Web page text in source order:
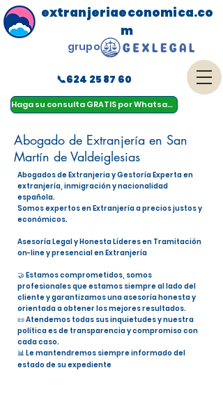
Haga su consulta GRATIS por Whatsapp
menu
extranjeriaeconomica.co
m
📞624 25 87 60
grupo
Abogado de Extranjería en San
Martín de Valdeiglesias
Abogados de Extranjeria y Gestoría Experta en
extranjería, inmigración y nacionalidad
española.
Somos expertos en Extranjería a precios justos y
económicos.
Asesoría Legal y Honesta Líderes en Tramitación
on-line y presencial en Extranjería
🤝 Estamos comprometidos, somos
profesionales que estamos siempre al lado del
cliente y garantizamos una asesoría honesta y
orientada a obtener los mejores resultados.
📜 Atendemos todas sus inquietudes y nuestra
política es de transparencia y compromiso con
cada caso.
📊 Le mantendremos siempre informado del
estado de su expediente